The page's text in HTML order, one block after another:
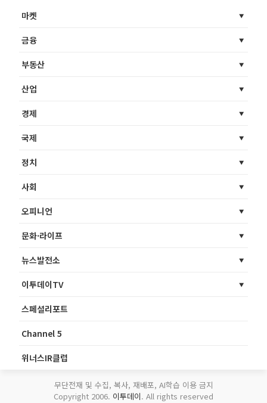
마켓
금융
부동산
산업
경제
국제
정치
사회
오피니언
문화·라이프
뉴스발전소
이투데이TV
스페셜리포트
Channel 5
위너스IR클럽
무단전재 및 수집, 복사, 재배포, AI학습 이용 금지
Copyright 2006. 이투데이. All rights reserved